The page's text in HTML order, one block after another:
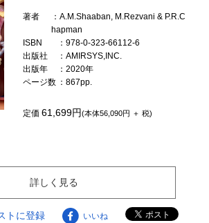
著者
：A.M.Shaaban, M.Rezvani & P.R.C
hapman
ISBN
：978-0-323-66112-6
出版社
：AMIRSYS,INC.
出版年
：2020年
ページ数 ：867pp.
定価61,699円(本体56,090円 ＋ 税)
詳しく見る
トに登録 いいね